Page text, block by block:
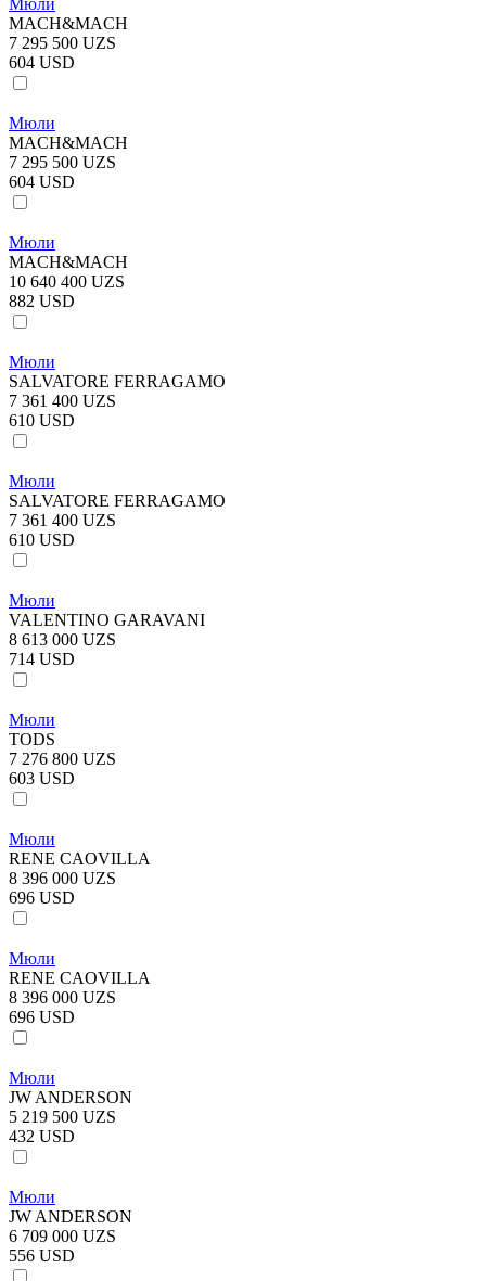
Мюли
MACH&MACH
7 295 500 UZS
604 USD
Мюли
MACH&MACH
7 295 500 UZS
604 USD
Мюли
MACH&MACH
10 640 400 UZS
882 USD
Мюли
SALVATORE FERRAGAMO
7 361 400 UZS
610 USD
Мюли
SALVATORE FERRAGAMO
7 361 400 UZS
610 USD
Мюли
VALENTINO GARAVANI
8 613 000 UZS
714 USD
Мюли
TODS
7 276 800 UZS
603 USD
Мюли
RENE CAOVILLA
8 396 000 UZS
696 USD
Мюли
RENE CAOVILLA
8 396 000 UZS
696 USD
Мюли
JW ANDERSON
5 219 500 UZS
432 USD
Мюли
JW ANDERSON
6 709 000 UZS
556 USD